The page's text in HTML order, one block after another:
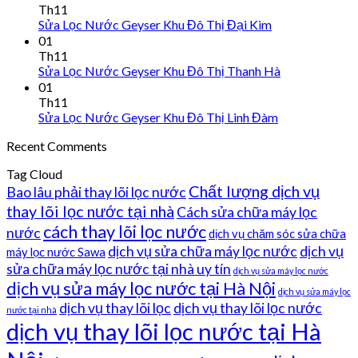
Th11
Sửa Lọc Nước Geyser Khu Đô Thị Đại Kim
01
Th11
Sửa Lọc Nước Geyser Khu Đô Thị Thanh Hà
01
Th11
Sửa Lọc Nước Geyser Khu Đô Thị Linh Đàm
Recent Comments
Tag Cloud
Bao lâu phải thay lõi lọc nước Chất lượng dịch vụ
thay lõi lọc nước tại nhà Cách sửa chữa máy lọc
nước cách thay lõi lọc nướcdịch vụ chăm sóc sửa chữa
máy lọc nước Sawa dịch vụ sửa chữa máy lọc nước dịch vụ
sửa chữa máy lọc nước tại nhà uy tín dịch vụ sửa máy lọc nước
dịch vụ sửa máy lọc nước tại Hà Nội dịch vụ sửa máy lọc
nước tại nhà dịch vụ thay lõi lọc dịch vụ thay lõi lọc nước
dịch vụ thay lõi lọc nước tại Hà